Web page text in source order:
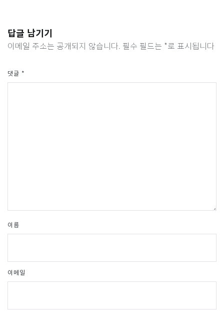
답글 남기기
이메일 주소는 공개되지 않습니다. 필수 필드는 *로 표시됩니다
댓글 *
이름
이메일